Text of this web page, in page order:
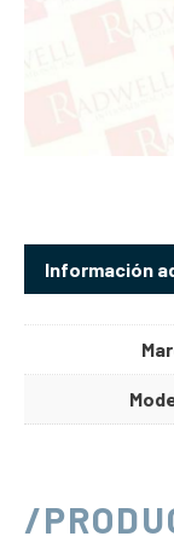
Información
/